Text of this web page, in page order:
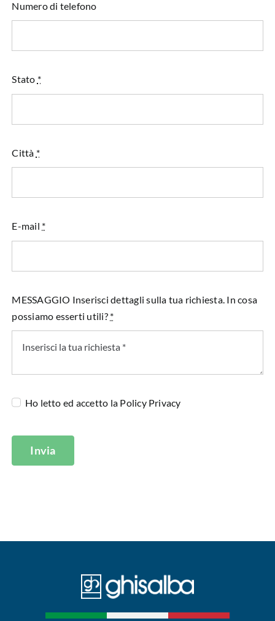
Numero di telefono
Stato *
Città *
E-mail *
MESSAGGIO Inserisci dettagli sulla tua richiesta. In cosa
possiamo esserti utili? *
Ho letto ed accetto la Policy Privacy
Invia